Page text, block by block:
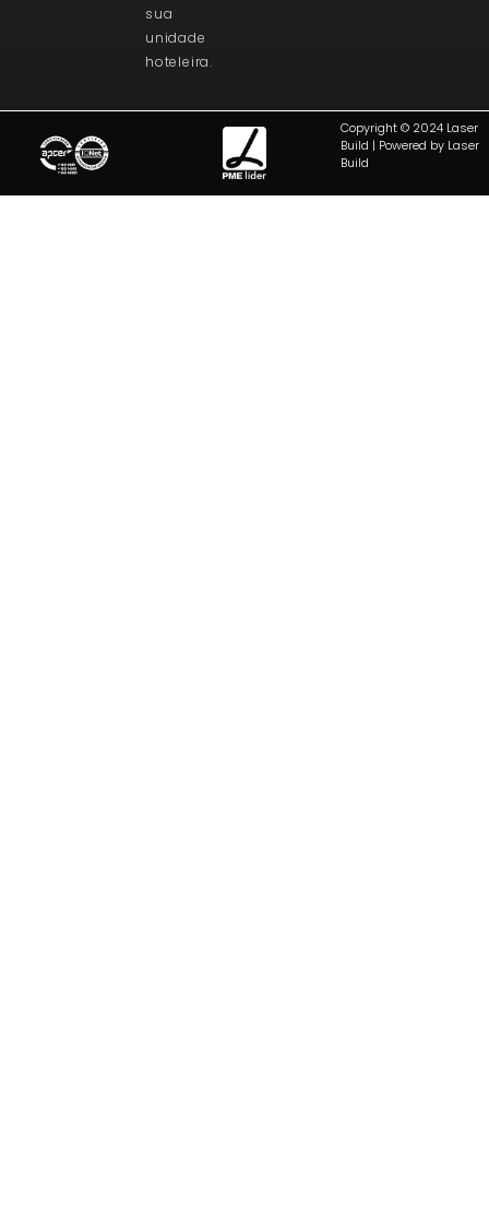
sua
unidade
hoteleira.
Copyright © 2024 Laser
Build | Powered by Laser
Build